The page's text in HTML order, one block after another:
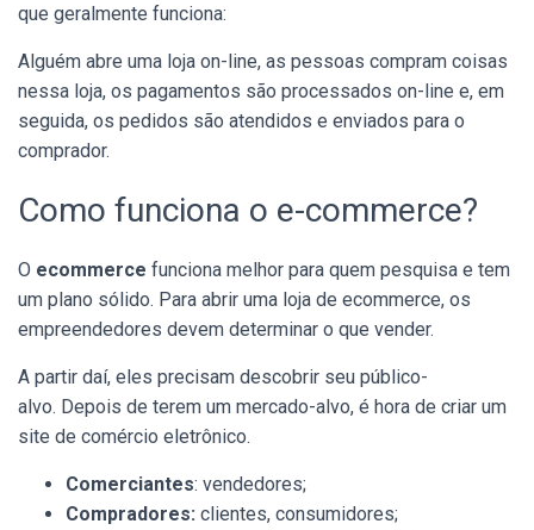
que geralmente funciona:
Alguém abre uma loja on-line, as pessoas compram coisas
nessa loja, os pagamentos são processados ​​on-line e, em
seguida, os pedidos são atendidos e enviados para o
comprador.
Como funciona o e-commerce?
O ecommerce funciona melhor para quem pesquisa e tem
um plano sólido. Para abrir uma loja de ecommerce, os
empreendedores devem determinar o que vender.
A partir daí, eles precisam descobrir seu público-
alvo. Depois de terem um mercado-alvo, é hora de criar um
site de comércio eletrônico.
Comerciantes: vendedores;
Compradores: clientes, consumidores;